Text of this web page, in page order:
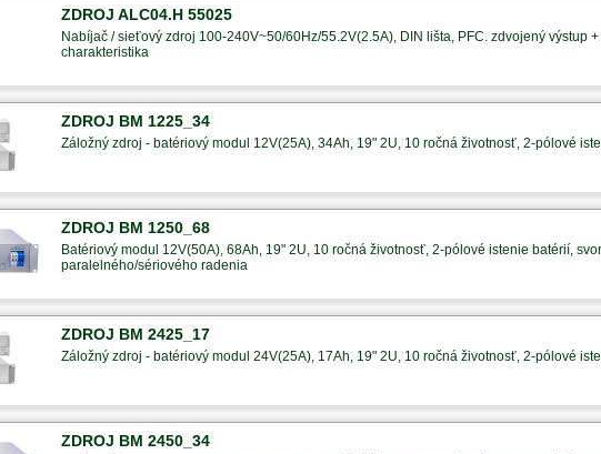
ZDROJ ALC04.H 55025
Nabíjač / sieťový zdroj 100-240V~50/60Hz/55.2V(2.5A), DIN lišta, PFC. zdvojený výstup
charakteristika
ZDROJ BM 1225_34
Záložný zdroj - batériový modul 12V(25A), 34Ah, 19" 2U, 10 ročná životnosť, 2-pólové
ZDROJ BM 1250_68
Batériový modul 12V(50A), 68Ah, 19" 2U, 10 ročná životnosť, 2-pólové istenie batérií,
paralelného/sériového radenia
ZDROJ BM 2425_17
Záložný zdroj - batériový modul 24V(25A), 17Ah, 19" 2U, 10 ročná životnosť, 2-pólové
ZDROJ BM 2450_34